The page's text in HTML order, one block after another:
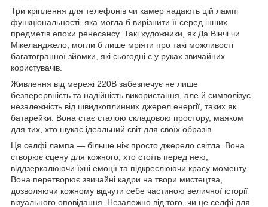
Три кріплення для телефонів чи камер надають цій лампі
функціональності, яка могла б вирізнити її серед інших
предметів епохи ренесансу. Такі художники, як Да Вінчі чи
Мікеланджело, могли б лише мріяти про такі можливості
багатогранної зйомки, які сьогодні є у руках звичайних
користувачів.
Живлення від мережі 220В забезпечує не лише
безперервність та надійність використання, але й символізує
незалежність від швидкоплинних джерел енергії, таких як
батарейки. Вона стає сталою складовою простору, маяком
для тих, хто шукає ідеальний світ для своїх образів.
Ця селфі лампа — більше ніж просто джерело світла. Вона
створює сцену для кожного, хто стоїть перед нею,
віддзеркалюючи їхні емоції та підкреслюючи красу моменту.
Вона перетворює звичайні кадри на твори мистецтва,
дозволяючи кожному відчути себе частиною величної історії
візуального оповідання. Незалежно від того, чи це селфі для